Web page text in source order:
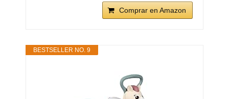
Comprar en Amazon
BESTSELLER NO. 9